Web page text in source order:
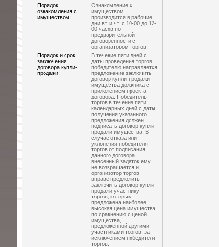
Порядок
ознакомления с
имуществом:
Ознакомление с
имуществом
производится в рабочие
дни вт. и чт. с 10-00 до 12-
00 часов по
предварительной
договоренности с
организатором торгов.
Порядок и срок
заключения
договора купли-
продажи:
В течение пяти дней с
даты проведения торгов
победителю направляется
предложение заключить
договор купли-продажи
имущества должника с
приложением проекта
договора. Победитель
торгов в течение пяти
календарных дней с даты
получения указанного
предложения должен
подписать договор купли-
продажи имущества. В
случае отказа или
уклонения победителя
торгов от подписания
данного договора
внесенный задаток ему
не возвращается и
организатор торгов
вправе предложить
заключить договор купли-
продажи участнику
торгов, которым
предложена наиболее
высокая цена имущества
по сравнению с ценой
имущества,
предложенной другими
участниками торгов, за
исключением победителя
торгов.